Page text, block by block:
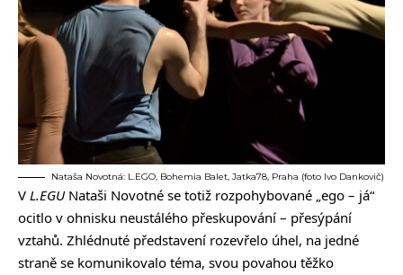
Nataša Novotná: L.EGO, Bohemia Balet, Jatka78, Praha (foto Ivo Dankovič)
V L.EGUNataši Novotné se totiž rozpohybované „ego – já“
ocitlo v ohnisku neustálého přeskupování – přesýpání
vztahů. Zhlédnuté představení rozevřelo úhel, na jedné
straně se komunikovalo téma, svou povahou těžko